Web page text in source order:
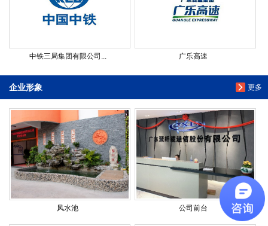
中铁三局集团有限公司... 广乐高速
更多
企业形象
风水池 公司前台